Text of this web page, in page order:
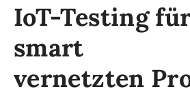
IoT-Testing
smart
vernetzten